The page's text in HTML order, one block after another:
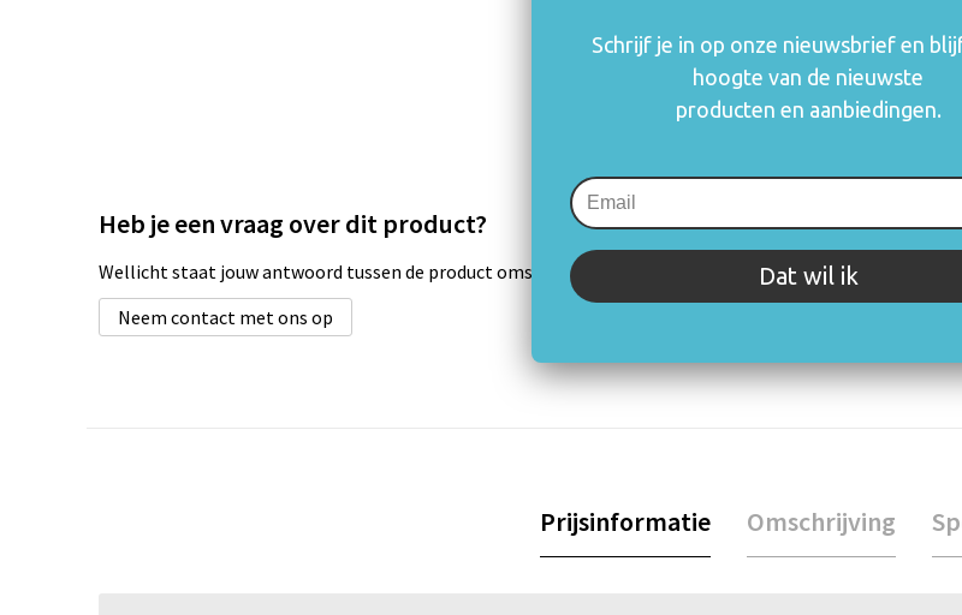
Heb je een vraag over dit product?
Wellicht staat jouw antwoord tussen de product omschrijving of specificaties. Staat jouw vraag er niet
Neem contact met ons op
Prijsinformatie Omschrijving
Schrijf je in op onze nieuwsbrief en
hoogte van de nieuwste
producten en aanbiedingen.
Dat wil ik